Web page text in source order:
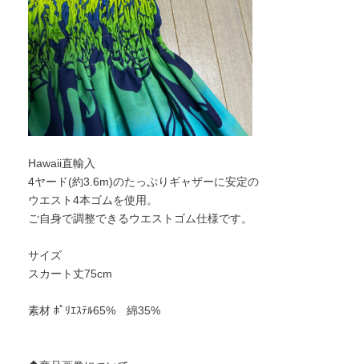
Hawaii直輸入
4ヤード(約3.6m)のたっぷりギャザーに安定の
ウエスト4本ゴムを使用。
ご自身で調整できるウエストゴム仕様です。
サイズ
スカート丈75cm
素材 ﾎﾟﾘｴｽﾃﾙ65% 綿35%